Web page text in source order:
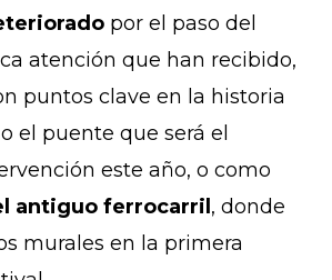
por el paso del
atención que han recibido,
puntos clave en la historia
el puente que será el
este año, o como
antiguo ferrocarril , donde
murales en la primera